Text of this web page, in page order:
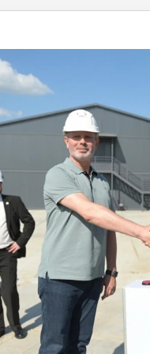
экспертов
самоуправление
Хабаровска
Общество